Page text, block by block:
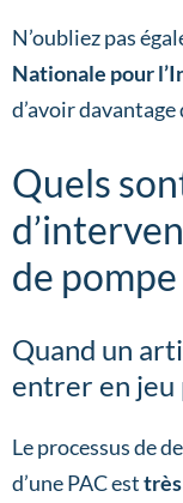
N’oubliez pas
Nationale pour
d’avoir
Quels
de
Quand un
entrer en jeu
Le processus de
d’une PAC est